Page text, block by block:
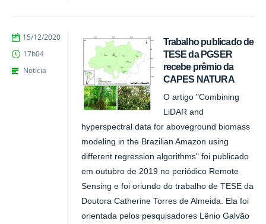
Trabalho publicado de
TESE da PGSER
recebe prêmio da
CAPES NATURA
O artigo "Combining
LiDAR and
hyperspectral data for aboveground biomass
modeling in the Brazilian Amazon using
different regression algorithms" foi publicado
em outubro de 2019 no periódico Remote
Sensing e foi oriundo do trabalho de TESE da
Doutora Catherine Torres de Almeida. Ela foi
orientada pelos pesquisadores Lênio Galvão
publicado
15/12/2020
17h04
Notícia